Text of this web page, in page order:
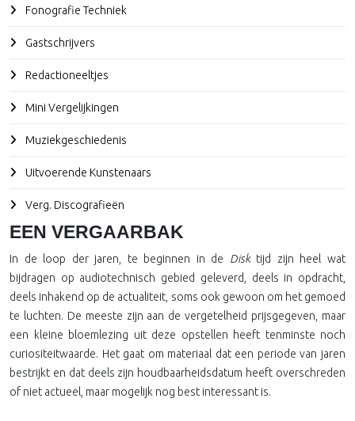
Fonografie Techniek
Gastschrijvers
Redactioneeltjes
Mini Vergelijkingen
Muziekgeschiedenis
Uitvoerende Kunstenaars
Verg. Discografieën
EEN VERGAARBAK
In de loop der jaren, te beginnen in de Disktijd zijn heel wat
bijdragen op audiotechnisch gebied geleverd, deels in opdracht,
deels inhakend op de actualiteit, soms ook gewoon om het gemoed
te luchten. De meeste zijn aan de vergetelheid prijsgegeven, maar
een kleine bloemlezing uit deze opstellen heeft tenminste noch
curiositeitwaarde. Het gaat om materiaal dat een periode van jaren
bestrijkt en dat deels zijn houdbaarheidsdatum heeft overschreden
of niet actueel, maar mogelijk nog best interessant is.